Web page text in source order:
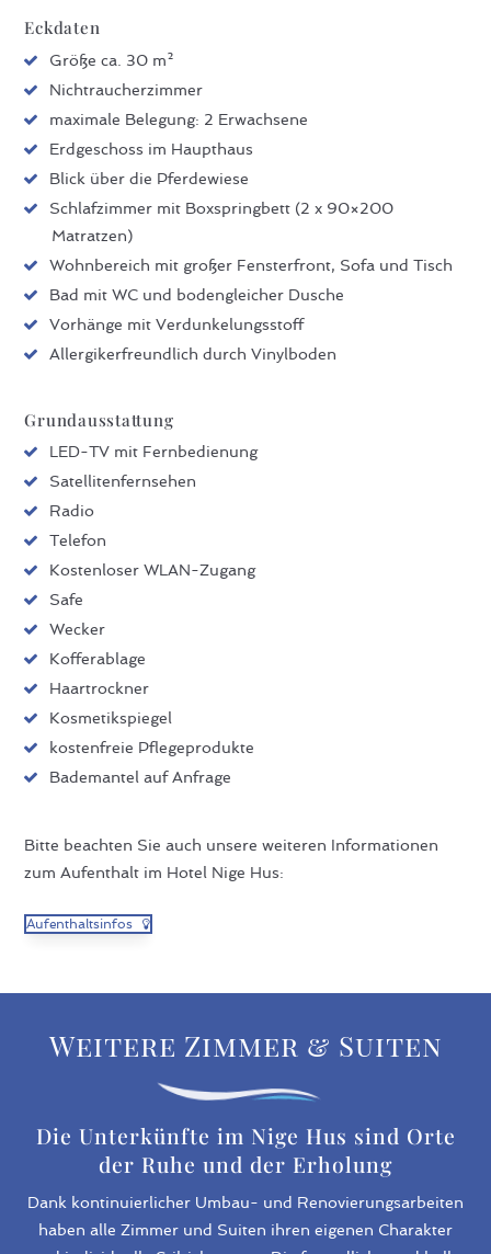
Eckdaten
Größe ca. 30 m²
Nichtraucherzimmer
maximale Belegung: 2 Erwachsene
Erdgeschoss im Haupthaus
Blick über die Pferdewiese
Schlafzimmer mit Boxspringbett (2 x 90×200
Matratzen)
Wohnbereich mit großer Fensterfront, Sofa und Tisch
Bad mit WC und bodengleicher Dusche
Vorhänge mit Verdunkelungsstoff
Allergikerfreundlich durch Vinylboden
Grundausstattung
LED-TV mit Fernbedienung
Satellitenfernsehen
Radio
Telefon
Kostenloser WLAN-Zugang
Safe
Wecker
Kofferablage
Haartrockner
Kosmetikspiegel
kostenfreie Pflegeprodukte
Bademantel auf Anfrage
Bitte beachten Sie auch unsere weiteren Informationen
zum Aufenthalt im Hotel Nige Hus:
Aufenthaltsinfos
Weitere Zimmer & Suiten
Die Unterkünfte im Nige Hus sind Orte
der Ruhe und der Erholung
Dank kontinuierlicher Umbau- und Renovierungsarbeiten
haben alle Zimmer und Suiten ihren eigenen Charakter